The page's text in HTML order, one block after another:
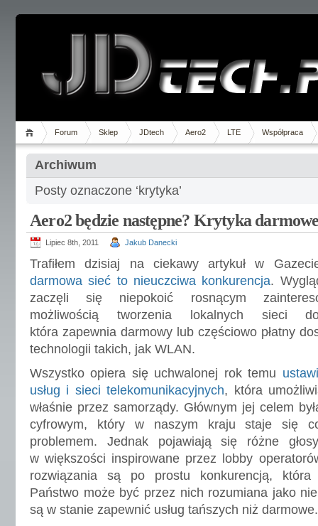
Forum Sklep JDtech Aero2 LTE Współpraca
Archiwum
Posty oznaczone ‘krytyka’
Aero2 będzie następne? Krytyka
Lipiec 8th, 2011 Jakub Danecki
Trafiłem dzisiaj na ciekawy artykuł w
darmowa sieć to nieuczciwa konkurencja.
zaczęli się niepokoić rosnącym
możliwością tworzenia lokalnych sieci
która zapewnia darmowy lub częściowo płatny
technologii takich, jak WLAN.
Wszystko opiera się uchwalonej rok temu
usług i sieci telekomunikacyjnych, która
właśnie przez samorządy. Głównym jej celem
cyfrowym, który w naszym kraju staje się
problemem. Jednak pojawiają się różne
w większości inspirowane przez lobby
rozwiązania są po prostu konkurencją,
Państwo może być przez nich rozumiana jako
są w stanie zapewnić usług tańszych niż darmowe.